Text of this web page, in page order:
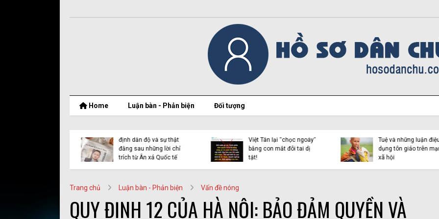
Home Luận bàn - Phản biện Đối tượng
định dẫn độ và sự thật
đằng sau những lời chỉ
trích từ Ân xá Quốc tế
Việt Tân lại “chọc ngoáy”
bằng con mắt đôi tai dị
tật!
Tuệ và những luận điệu
dụng tôn giáo trên
xã hội
Trang chủ Luận bàn - Phản biện Vấn đề nóng
QUY ĐỊNH 12 CỦA HÀ NỘI: BẢO ĐẢM QUYỀN VÀ